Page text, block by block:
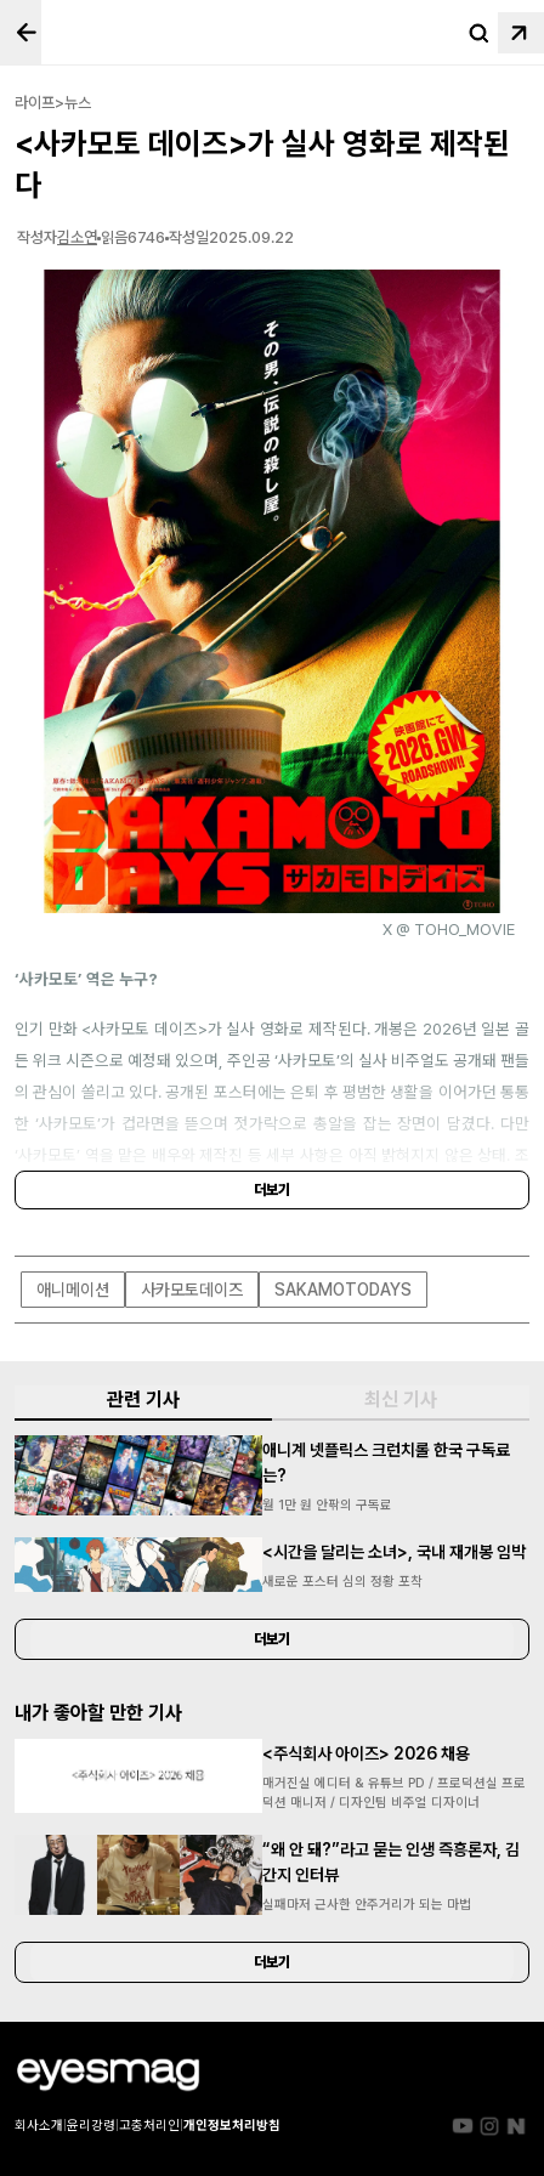
라이프>뉴스
<사카모토 데이즈>가 실사 영화로 제작된
다
작성자김소연 읽음6746 작성일2025.09.22
X @ TOHO_MOVIE
‘사카모토’ 역은 누구?
인기 만화 <사카모토 데이즈>가 실사 영화로 제작된다. 개봉은 2026년 일본 골
든 위크 시즌으로 예정돼 있으며, 주인공 ‘사카모토’의 실사 비주얼도 공개돼 팬들
의 관심이 쏠리고 있다. 공개된 포스터에는 은퇴 후 평범한 생활을 이어가던 통통
한 ‘사카모토’가 컵라면을 뜯으며 젓가락으로 총알을 잡는 장면이 담겼다. 다만
‘사카모토’ 역을 맡은 배우와 제작진 등 세부 사항은 아직 밝혀지지 않은 상태. 조
만간 추가 소식이 발표될 예정이라고 하니, 추후 업데이트를 주목해 보자.
더보기
애니메이션 사카모토데이즈 SAKAMOTODAYS
관련 기사 최신 기사
애니계 넷플릭스 크런치롤 한국 구독료
는?
월 1만 원 안팎의 구독료
<시간을 달리는 소녀>, 국내 재개봉 임박
새로운 포스터 심의 정황 포착
더보기
내가 좋아할 만한 기사
<주식회사 아이즈> 2026 채용
매거진실 에디터 & 유튜브 PD / 프로덕션실 프로
덕션 매니저 / 디자인팀 비주얼 디자이너
“왜 안 돼?”라고 묻는 인생 즉흥론자, 김
간지 인터뷰
실패마저 근사한 안주거리가 되는 마법
더보기
회사소개 윤리강령 고충처리인 개인정보처리방침